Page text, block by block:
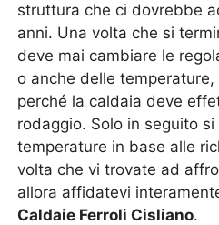
struttura che ci dovrebbe
anni. Una volta che si
deve mai cambiare le
o anche delle
perché la caldaia deve
rodaggio. Solo in seguito
temperature in base alle
volta che vi trovate ad
allora affidatevi
Caldaie Ferroli Cisliano.